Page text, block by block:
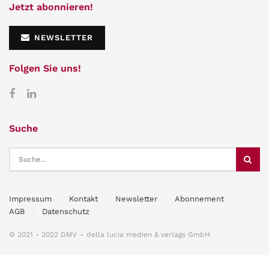
Jetzt abonnieren!
NEWSLETTER
Folgen Sie uns!
Suche
Impressum Kontakt Newsletter
Abonnement
AGB
Datenschutz
© 2021 - 2022 DMV – della lucia medien & verlags GmbH